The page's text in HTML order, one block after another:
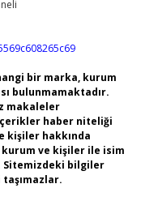
bir marka, kurum
bulunmamaktadır.
makaleler
haber niteliği
kişiler hakkında
kurum ve kişiler ile isim
bilgiler